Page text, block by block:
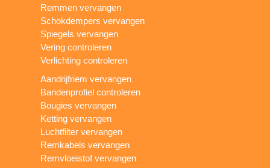
Remmen vervangen
Schokdempers vervangen
Spiegels vervangen
Vering controleren
Verlichting controleren
Aandrijfriem vervangen
Bandenprofiel controleren
Bougies vervangen
Ketting vervangen
Luchtfilter vervangen
Remkabels vervangen
Remvloeistof vervangen